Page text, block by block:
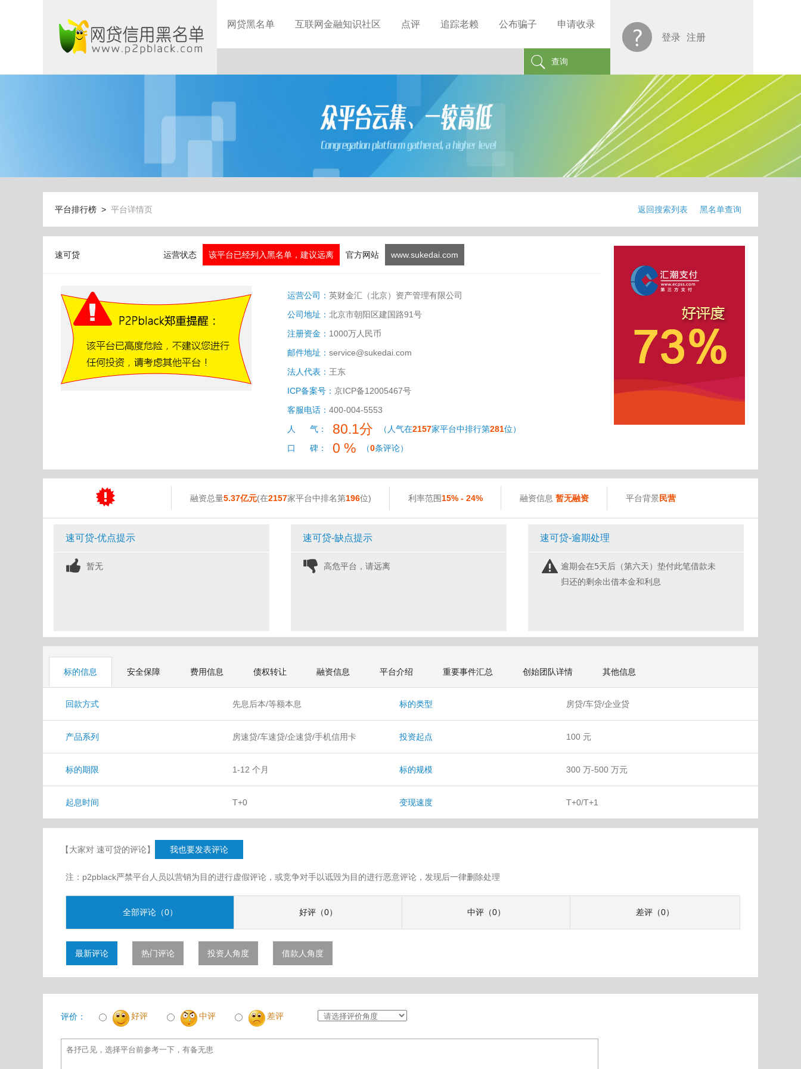
网贷黑名单 互联网金融知识社区 点评 追踪老赖 公布骗子 申请收录
查询
登录 注册
平台排行榜 > 平台详情页 返回搜索列表 黑名单查询
速可贷 运营状态 该平台已经列入黑名单，建议远离 官方网站 www.sukedai.com
运营公司： 英财金汇（北京）资产管理有限公司
公司地址： 北京市朝阳区建国路91号
注册资金： 1000万人民币
邮件地址： service@sukedai.com
法人代表： 王东
ICP备案号： 京ICP备12005467号
客服电话： 400-004-5553
人 气：
80.1分 （人气在2157家平台中排行第281位）
口 碑：
0 % （0条评论）
融资总量5.37亿元(在2157家平台中排名第196位) 利率范围15% - 24% 融资信息 暂无融资 平台背景民营
速可贷-优点提示
暂无
速可贷-缺点提示
高危平台，请远离
速可贷-逾期处理
逾期会在5天后（第六天）垫付此笔借款未
归还的剩余出借本金和利息
标的信息 安全保障 费用信息 债权转让 融资信息 平台介绍 重要事件汇总 创始团队详情 其他信息
回款方式 先息后本/等额本息 标的类型 房贷/车贷/企业贷
产品系列 房速贷/车速贷/企速贷/手机信用卡 投资起点 100 元
标的期限 1-12 个月 标的规模 300 万-500 万元
起息时间 T+0 变现速度 T+0/T+1
【大家对 速可贷的评论】 我也要发表评论
注：p2pblack严禁平台人员以营销为目的进行虚假评论，或竞争对手以诋毁为目的进行恶意评论，发现后一律删除处理
全部评论（0） 好评（0） 中评（0） 差评（0）
最新评论 热门评论 投资人角度 借款人角度
评价： 好评 中评 差评